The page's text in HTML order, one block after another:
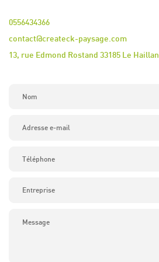
0556434366
contact@createck-paysage.com
13, rue Edmond Rostand 33185 Le Haillan